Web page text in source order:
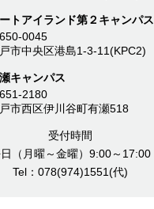
トアイランド第２キャンパス
0045
市中央区港島1-3-11(KPC2)
キャンパス
2180
市西区伊川谷町有瀬518
受付時間
（月曜～金曜）9:00～17:00
Tel：078(974)1551(代)